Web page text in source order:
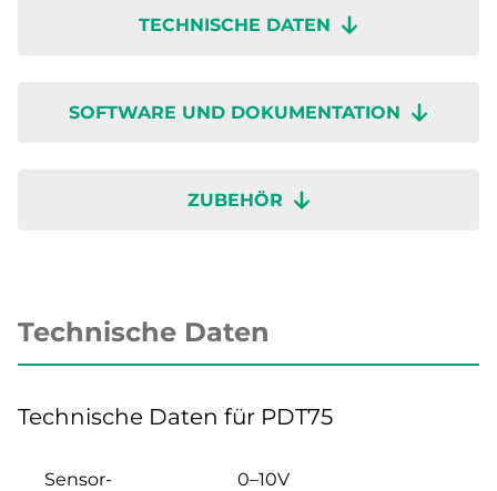
TECHNISCHE DATEN
SOFTWARE UND DOKUMENTATION
ZUBEHÖR
Technische Daten
Technische Daten für PDT75
Sensor-
0–10V